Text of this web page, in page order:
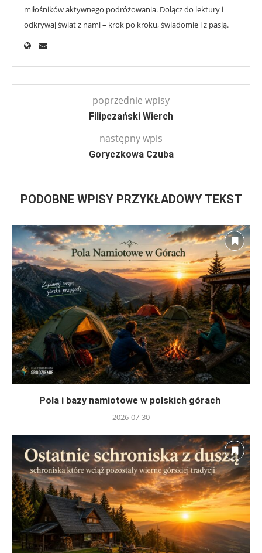
miłośników aktywnego podróżowania. Dołącz do lektury i
odkrywaj świat z nami – krok po kroku, świadomie i z pasją.
poprzednie wpisy
Filipczański Wierch
następny wpis
Goryczkowa Czuba
PODOBNE WPISY PRZYKŁADOWY TEKST
Pola i bazy namiotowe w polskich górach
2026-07-30